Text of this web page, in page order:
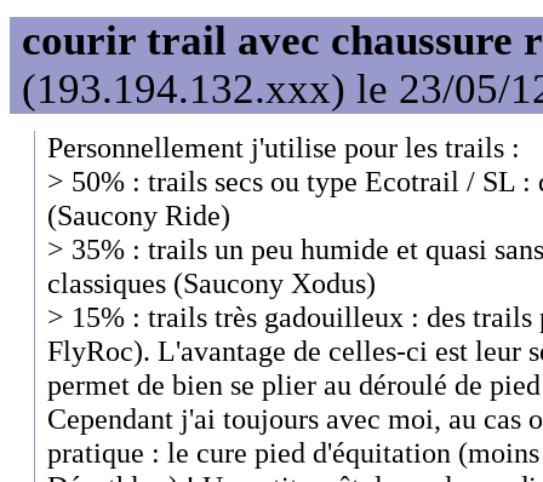
courir trail avec chaussure
(193.194.132.xxx) le 23/05/
Personnellement j'utilise pour les trails :
> 50% : trails secs ou type Ecotrail / SL :
(Saucony Ride)
> 35% : trails un peu humide et quasi
classiques (Saucony Xodus)
> 15% : trails très gadouilleux : des trails
FlyRoc). L'avantage de celles-ci est leur
permet de bien se plier au déroulé de
Cependant j'ai toujours avec moi, au cas
pratique : le cure pied d'équitation (moins